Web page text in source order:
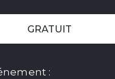
GRATUIT
: